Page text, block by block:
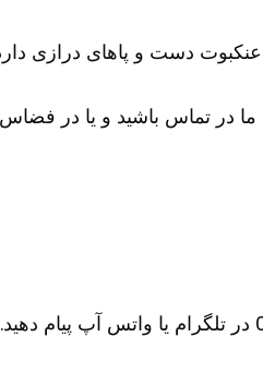
دست و پاهای درازی
در تماس باشید و یا در فضاس